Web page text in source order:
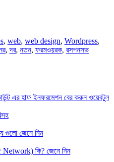
, web, web design, Wordpress,
,দর, নতন, ফরমওয়রক, রসপনসভ
এর হাফ ইনফরমেশন বের করুন ওয়েবটুল
গুলো জেনে নিন
Network) কি? জেনে নিন